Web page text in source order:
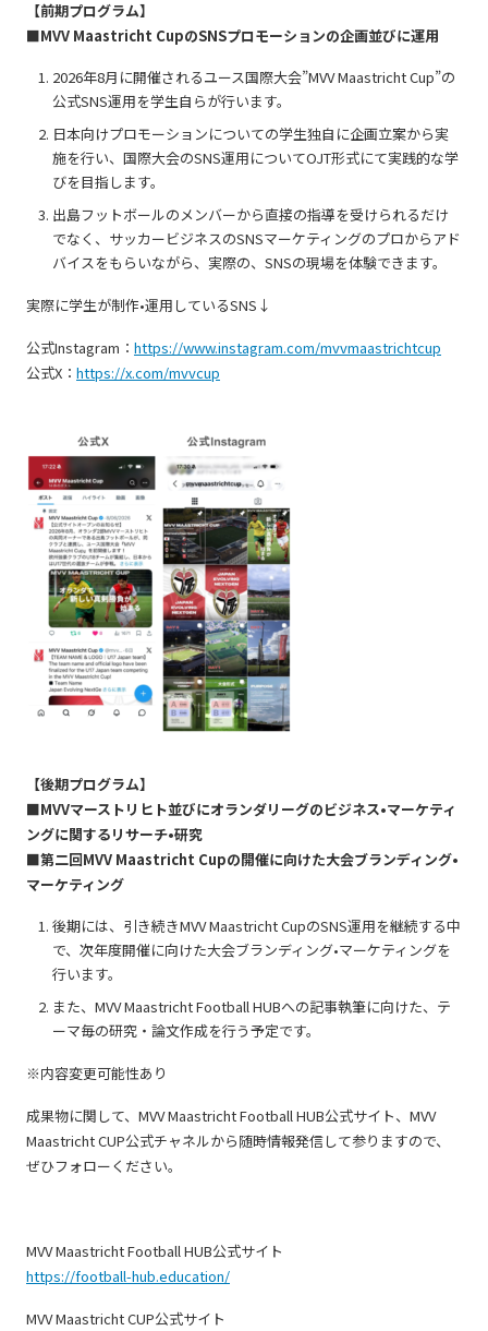
【前期プログラム】
■MVV Maastricht CupのSNSプロモーションの企画並びに運用
2026年8月に開催されるユース国際大会”MVV Maastricht Cup”の
公式SNS運用を学生自らが行います。
日本向けプロモーションについての学生独自に企画立案から実
施を行い、国際大会のSNS運用についてOJT形式にて実践的な学
びを目指します。
出島フットボールのメンバーから直接の指導を受けられるだけ
でなく、サッカービジネスのSNSマーケティングのプロからアド
バイスをもらいながら、実際の、SNSの現場を体験できます。
実際に学生が制作•運用しているSNS↓
公式Instagram： https://www.instagram.com/mvvmaastrichtcup
公式X： https://x.com/mvvcup
【後期プログラム】
■MVVマーストリヒト並びにオランダリーグのビジネス•マーケティ
ングに関するリサーチ•研究
■第二回MVV Maastricht Cupの開催に向けた大会ブランディング•
マーケティング
後期には、引き続きMVV Maastricht CupのSNS運用を継続する中
で、次年度開催に向けた大会ブランディング•マーケティングを
行います。
また、MVV Maastricht Football HUBへの記事執筆に向けた、テ
ーマ毎の研究・論文作成を行う予定です。
※内容変更可能性あり
成果物に関して、MVV Maastricht Football HUB公式サイト、MVV
Maastricht CUP公式チャネルから随時情報発信して参りますので、
ぜひフォローください。
MVV Maastricht Football HUB公式サイト
https://football-hub.education/
MVV Maastricht CUP公式サイト